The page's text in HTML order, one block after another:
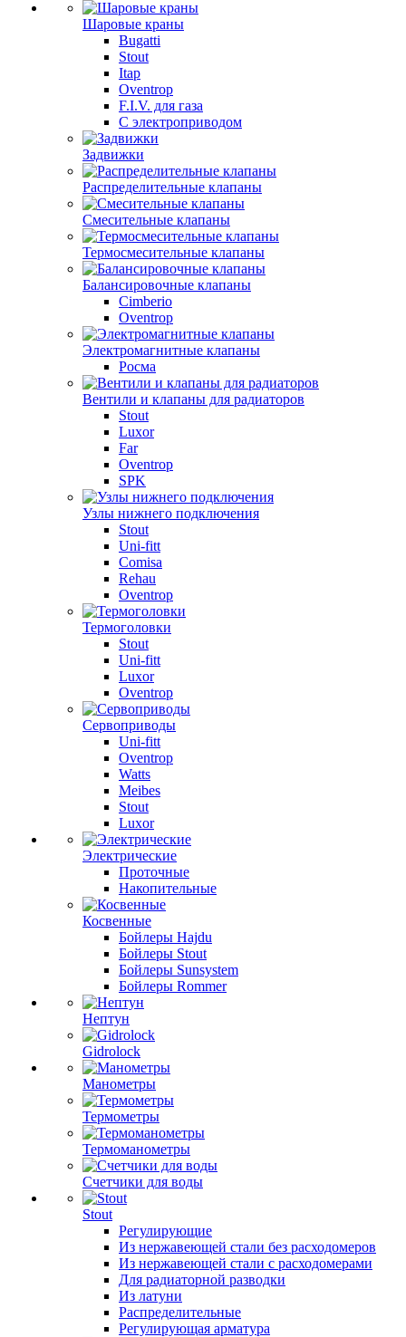
Шаровые краны
Bugatti
Stout
Itap
Oventrop
F.I.V. для газа
С электроприводом
Задвижки
Распределительные клапаны
Cмесительные клапаны
Термосмесительные клапаны
Балансировочные клапаны
Cimberio
Oventrop
Электромагнитные клапаны
Росма
Вентили и клапаны для радиаторов
Stout
Luxor
Far
Oventrop
SPK
Узлы нижнего подключения
Stout
Uni-fitt
Comisa
Rehau
Oventrop
Термоголовки
Stout
Uni-fitt
Luxor
Oventrop
Сервоприводы
Uni-fitt
Oventrop
Watts
Meibes
Stout
Luxor
Электрические
Проточные
Накопительные
Косвенные
Бойлеры Hajdu
Бойлеры Stout
Бойлеры Sunsystem
Бойлеры Rommer
Нептун
Gidrolock
Манометры
Термометры
Термоманометры
Счетчики для воды
Stout
Регулирующие
Из нержавеющей стали без расходомеров
Из нержавеющей стали с расходомерами
Для радиаторной разводки
Из латуни
Распределительные
Регулирующая арматура